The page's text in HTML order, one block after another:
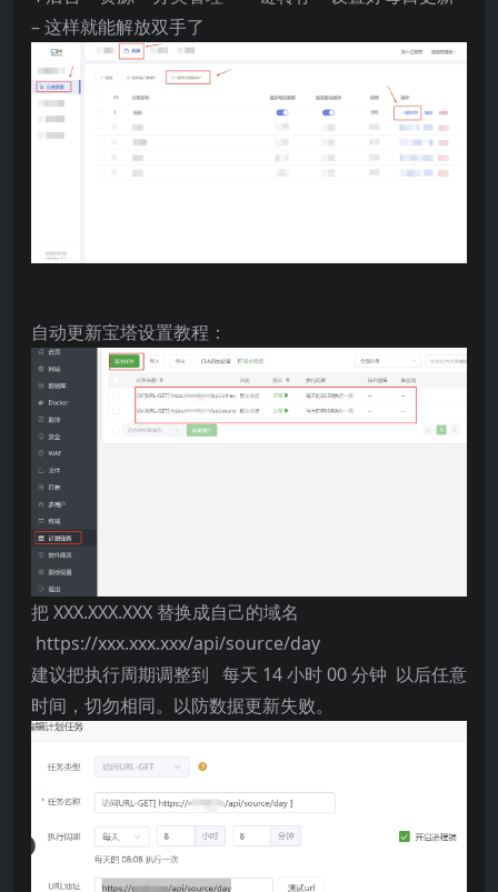
– 这样就能解放双手了
自动更新宝塔设置教程：
把 XXX.XXX.XXX 替换成自己的域名
https://xxx.xxx.xxx/api/source/day
建议把执行周期调整到 每天 14 小时 00 分钟 以后任意
时间，切勿相同。以防数据更新失败。